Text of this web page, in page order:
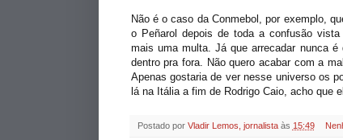
Não é o caso da Conmebol, por exemplo,
o Peñarol depois de toda a confusão
mais uma multa. Já que arrecadar nunca
dentro pra fora. Não quero acabar com a
Apenas gostaria de ver nesse universo os
lá na Itália a fim de Rodrigo Caio, acho que
Postado por Vladir Lemos, jornalista às 15:49